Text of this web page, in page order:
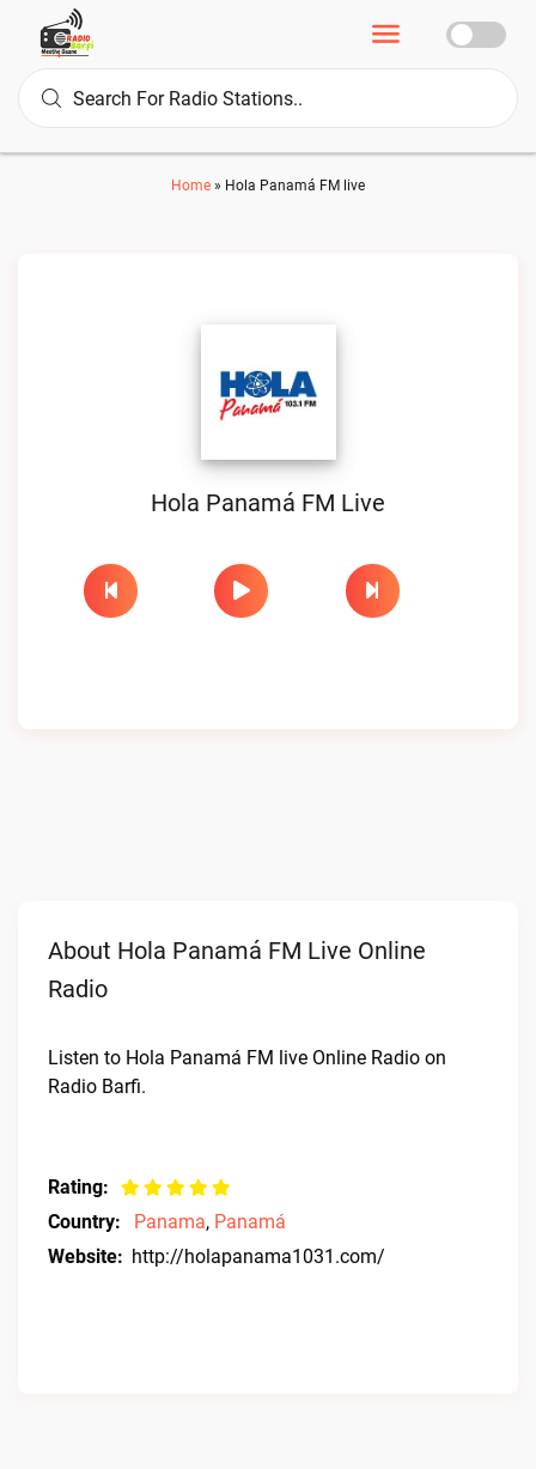
Home » Hola Panamá FM live
Hola Panamá FM Live
About Hola Panamá FM Live Online
Radio
Listen to Hola Panamá FM live Online Radio on
Radio Barfi.
Rating:
Country:
Panama, Panamá
Website: http://holapanama1031.com/